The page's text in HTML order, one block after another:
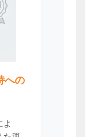
への
よ